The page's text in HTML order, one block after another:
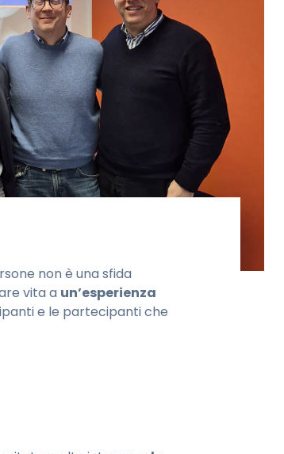
non è una sfida
vita a un’esperienza
e le partecipanti che